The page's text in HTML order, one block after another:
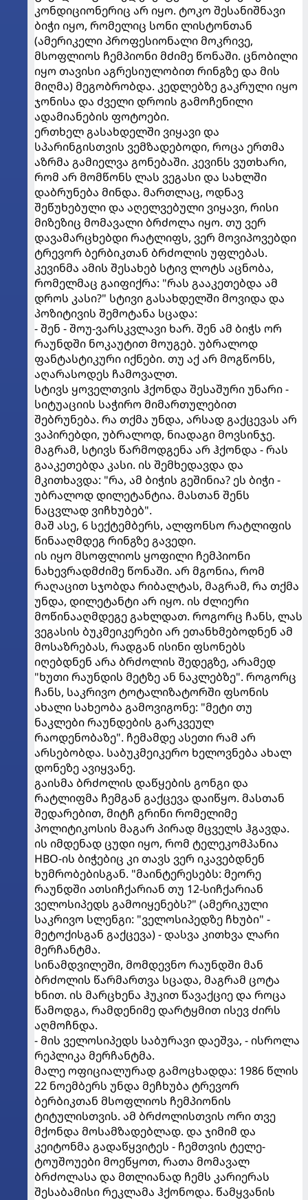
კონდიციონერიც არ იყო. ტოკო შესანიშნავი
ბიჭი იყო, რომელიც სონი ლისტონთან
(ამერიკელი პროფესიონალი მოკრივე,
მსოფლიოს ჩემპიონი მძიმე წონაში. ცნობილი
იყო თავისი აგრესიულობით რინგზე და მის
მიღმა) მეგობრობდა. კედლებზე გაკრული იყო
ჯონისა და ძველი დროის გამოჩენილი
ადამიანების ფოტოები.
ერთხელ გასახდელში ვიყავი და
სპარინგისთვის ვემზადებოდი, როცა ერთმა
აზრმა გამიელვა გონებაში. კევინს ვუთხარი,
რომ არ მომწონს ლას ვეგასი და სახლში
დაბრუნება მინდა. მართლაც, ოდნავ
შეწუხებული და აღელვებული ვიყავი, რისი
მიზეზიც მომავალი ბრძოლა იყო. თუ ვერ
დავამარცხებდი რატლიფს, ვერ მოვიპოვებდი
ტრევორ ბერბიკთან ბრძოლის უფლებას.
კევინმა ამის შესახებ სტივ ლოტს აცნობა,
რომელმაც გაიფიქრა: "რას გააკეთებდა ამ
დროს კასი?" სტივი გასახდელში მოვიდა და
პოზიტივის შემოტანა სცადა:
- შენ - შოუ-ვარსკვლავი ხარ. შენ ამ ბიჭს ორ
რაუნდში ნოკაუტით მოუგებ. უბრალოდ
ფანტასტიკური იქნები. თუ აქ არ მოგწონს,
აღარასოდეს ჩამოვალთ.
სტივს ყოველთვის ჰქონდა შესაშური უნარი -
სიტუაციის საჭირო მიმართულებით
შებრუნება. რა თქმა უნდა, არსად გაქცევას არ
ვაპირებდი, უბრალოდ, ნიადაგი მოვსინჯე.
მაგრამ, სტივს წარმოდგენა არ ჰქონდა - რას
გააკეთებდა კასი. ის შემხედავდა და
მკითხავდა: "რა, ამ ბიჭის გეშინია? ეს ბიჭი -
უბრალოდ დილეტანტია. მასთან შენს
ნაცვლად ვიჩხუბებ".
მაშ ასე, 6 სექტემბერს, ალფონსო რატლიფის
წინააღმდეგ რინგზე გავედი.
ის იყო მსოფლიოს ყოფილი ჩემპიონი
ნახევრადმძიმე წონაში. არ მგონია, რომ
რაღაცით სჯობდა რიბალტას, მაგრამ, რა თქმა
უნდა, დილეტანტი არ იყო. ის ძლიერი
მოწინააღმდეგე გახლდათ. როგორც ჩანს, ლას
ვეგასის ბუკმეიკერები არ ეთანხმებოდნენ ამ
მოსაზრებას, რადგან ისინი ფსონებს
იღებდნენ არა ბრძოლის შედეგზე, არამედ
"ხუთი რაუნდის მეტზე ან ნაკლებზე". როგორც
ჩანს, საკრივო ტოტალიზატორში ფსონის
ახალი სახეობა გამოვიგონე: "მეტი თუ
ნაკლები რაუნდების გარკვეულ
რაოდენობაზე". ჩემამდე ასეთი რამ არ
არსებობდა. საბუკმეიკერო ხელოვნება ახალ
დონეზე ავიყვანე.
გაისმა ბრძოლის დაწყების გონგი და
რატლიფმა ჩემგან გაქცევა დაიწყო. მასთან
შედარებით, მიტჩ გრინი რომელიმე
პოლიტიკოსის მაგარ პირად მცველს ჰგავდა.
ის იმდენად ცუდი იყო, რომ ტელეკომპანია
HBO-ის ბიჭებიც კი თავს ვერ იკავებდნენ
ხუმრობებისგან. "მაინტერესებს: მეორე
რაუნდში ათსიჩქარიან თუ 12-სიჩქარიან
ველოსიპედს გამოიყენებს?" (ამერიკული
საკრივო სლენგი: "ველოსიპედზე ჩხუბი" -
მეტოქისგან გაქცევა) - დასვა კითხვა ლარი
მერჩანტმა.
სინამდვილეში, მომდევნო რაუნდში მან
ბრძოლის წარმართვა სცადა, მაგრამ ცოტა
ხნით. ის მარცხენა ჰუკით წავაქციე და როცა
წამოდგა, რამდენიმე დარტყმით ისევ ძირს
აღმოჩნდა.
- მის ველოსიპედს საბურავი დაეშვა, - ისროლა
რეპლიკა მერჩანტმა.
მალე ოფიციალურად გამოცხადდა: 1986 წლის
22 ნოემბერს უნდა მეჩხუბა ტრევორ
ბერბიკთან მსოფლიოს ჩემპიონის
ტიტულისთვის. ამ ბრძოლისთვის ორი თვე
მქონდა მოსამზადებლად. და ჯიმიმ და
კეიტონმა გადაწყვიტეს - ჩემთვის ტელე-
ტოუშოუები მოეწყოთ, რათა მომავალ
ბრძოლასა და მთლიანად ჩემს კარიერას
შესაბამისი რეკლამა ჰქონოდა. წამყვანის